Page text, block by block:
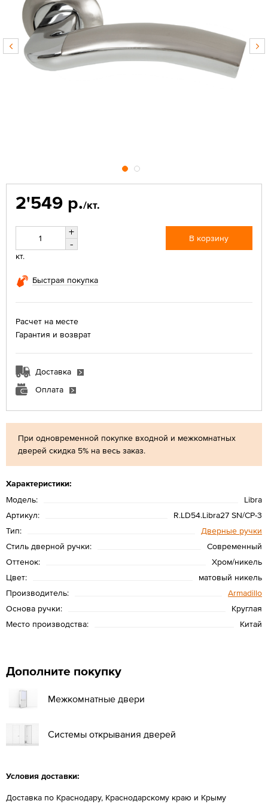
При одновременной покупке входной и межкомнатных
дверей скидка 5% на весь заказ.
Характеристики:
Модель:
Libra
Артикул:
R.LD54.Libra27 SN/CP-3
Тип:
Дверные ручки
Стиль дверной ручки:
Современный
Оттенок:
Хром/никель
Цвет:
матовый никель
Производитель:
Armadillo
Основа ручки:
Круглая
Место производства:
Китай
2'549 р./кт.
+
-
кт.
В корзину
Быстрая покупка
Расчет на месте
Гарантия и возврат
Доставка
Оплата
Дополните покупку
Межкомнатные двери
Системы открывания дверей
Условия доставки:
Доставка по Краснодару, Краснодарскому краю и Крыму